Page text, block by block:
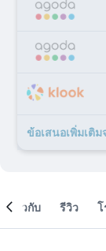
เกี่ยวกับ รีวิว